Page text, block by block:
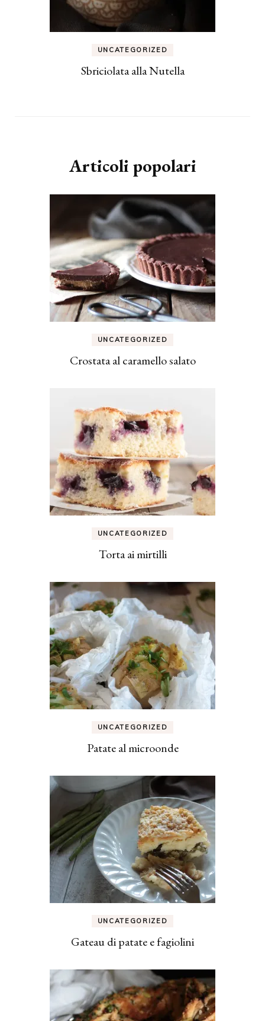
UNCATEGORIZED
Sbriciolata alla Nutella
Articoli popolari
UNCATEGORIZED
Crostata al caramello salato
UNCATEGORIZED
Torta ai mirtilli
UNCATEGORIZED
Patate al microonde
UNCATEGORIZED
Gateau di patate e fagiolini